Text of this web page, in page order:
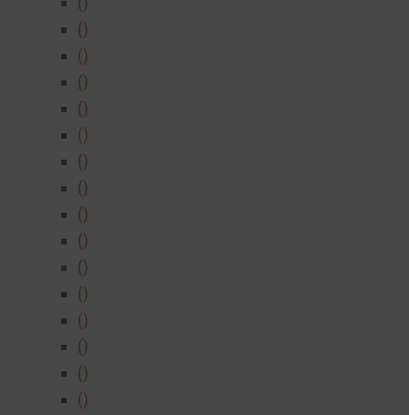
()
()
()
()
()
()
()
()
()
()
()
()
()
()
()